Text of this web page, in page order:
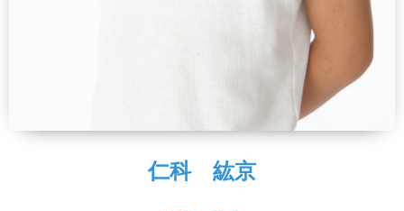
仁科 紘京